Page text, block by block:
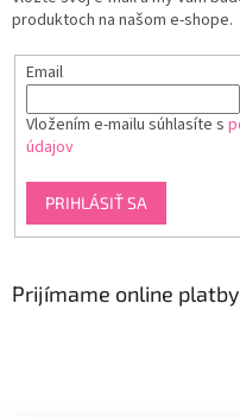
produktoch na našom e-shope.
Email
Vložením e-mailu súhlasíte s
údajov
PRIHLÁSIŤ SA
Prijímame online platby